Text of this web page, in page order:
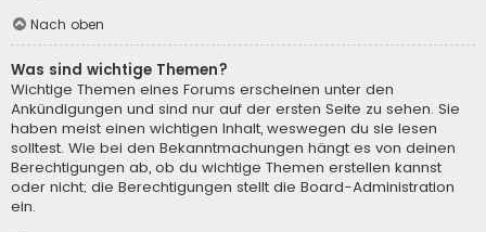
Nach oben
Was sind wichtige Themen?
Wichtige Themen eines Forums erscheinen unter den
Ankündigungen und sind nur auf der ersten Seite zu sehen. Sie
haben meist einen wichtigen Inhalt, weswegen du sie lesen
solltest. Wie bei den Bekanntmachungen hängt es von deinen
Berechtigungen ab, ob du wichtige Themen erstellen kannst
oder nicht; die Berechtigungen stellt die Board-Administration
ein.